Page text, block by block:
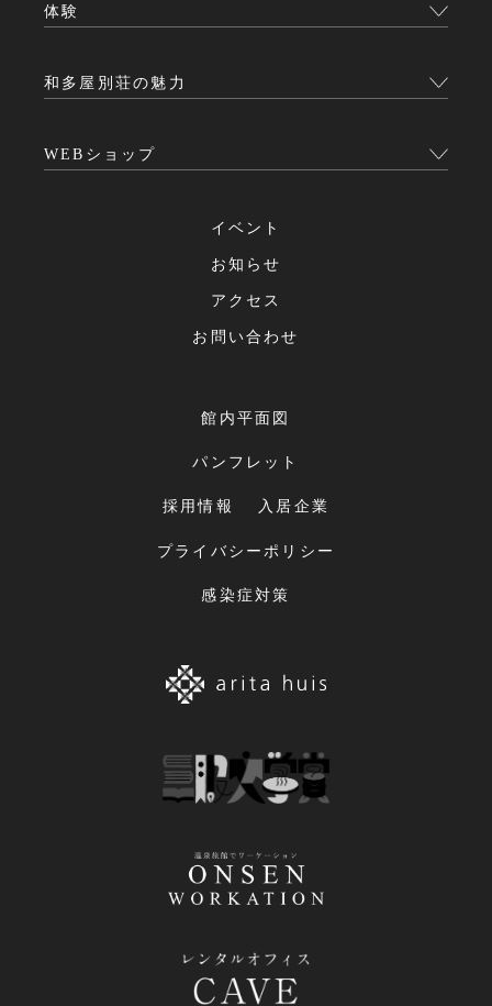
体験
和多屋別荘の魅力
WEBショップ
イベント
お知らせ
アクセス
お問い合わせ
館内平面図
パンフレット
採用情報 入居企業
プライバシーポリシー
感染症対策